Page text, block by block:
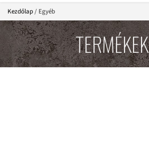
Kezdőlap/ Egyéb
TERMÉKEK